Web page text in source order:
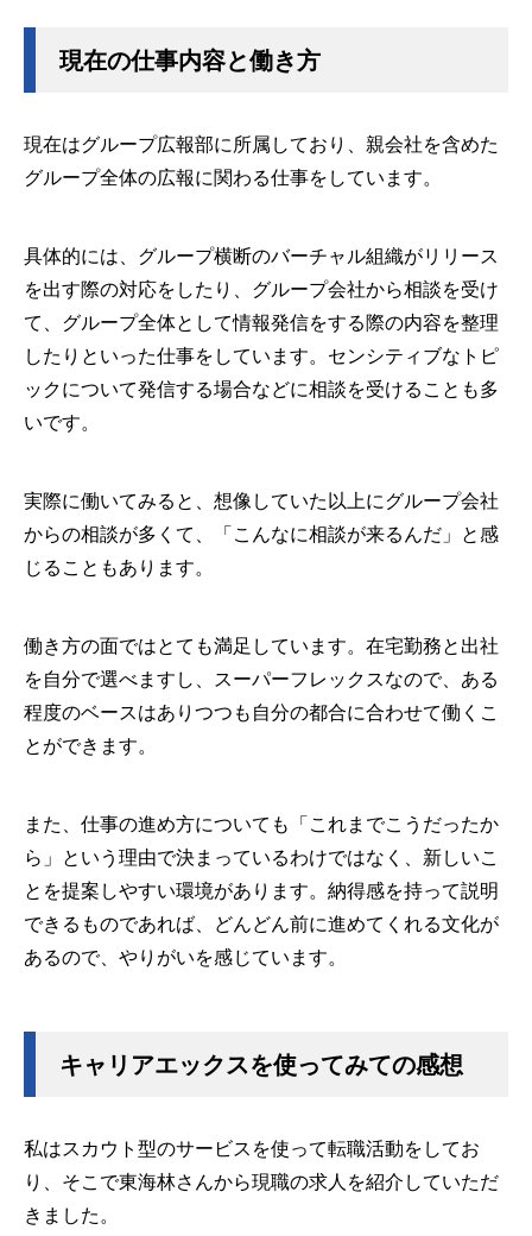
現在の仕事内容と働き方
現在はグループ広報部に所属しており、親会社を含めた
グループ全体の広報に関わる仕事をしています。
具体的には、グループ横断のバーチャル組織がリリース
を出す際の対応をしたり、グループ会社から相談を受け
て、グループ全体として情報発信をする際の内容を整理
したりといった仕事をしています。センシティブなトピ
ックについて発信する場合などに相談を受けることも多
いです。
実際に働いてみると、想像していた以上にグループ会社
からの相談が多くて、「こんなに相談が来るんだ」と感
じることもあります。
働き方の面ではとても満足しています。在宅勤務と出社
を自分で選べますし、スーパーフレックスなので、ある
程度のベースはありつつも自分の都合に合わせて働くこ
とができます。
また、仕事の進め方についても「これまでこうだったか
ら」という理由で決まっているわけではなく、新しいこ
とを提案しやすい環境があります。納得感を持って説明
できるものであれば、どんどん前に進めてくれる文化が
あるので、やりがいを感じています。
キャリアエックスを使ってみての感想
私はスカウト型のサービスを使って転職活動をしてお
り、そこで東海林さんから現職の求人を紹介していただ
きました。